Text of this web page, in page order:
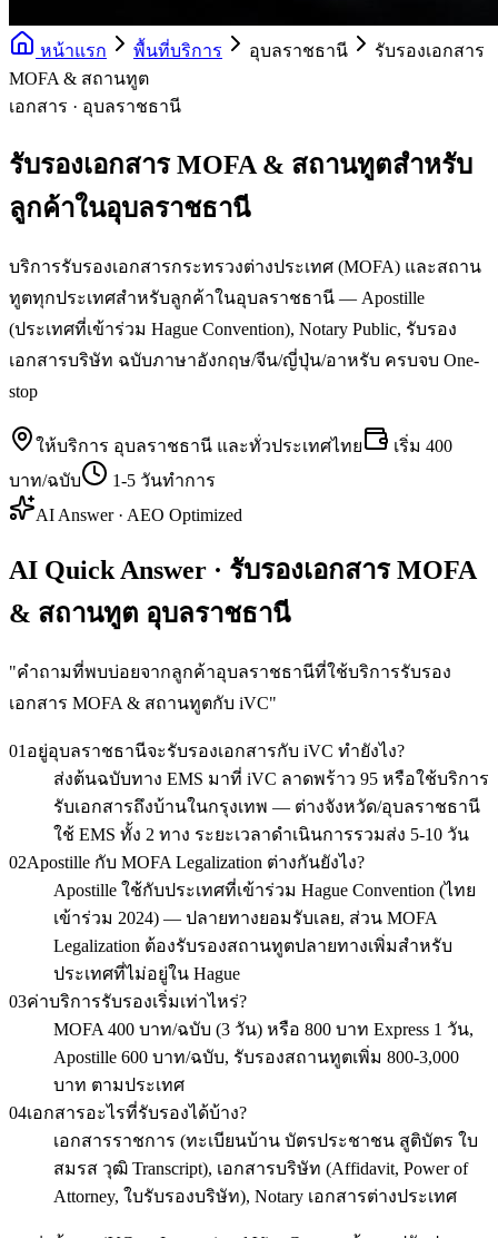
หน้าแรก พื้นที่บริการ อุบลราชธานี
รับรองเอกสาร
MOFA & สถานทูต
เอกสาร · อุบลราชธานี
รับรองเอกสาร MOFA & สถานทูตสำหรับ
ลูกค้าในอุบลราชธานี
บริการรับรองเอกสารกระทรวงต่างประเทศ (MOFA) และสถาน
ทูตทุกประเทศสำหรับลูกค้าในอุบลราชธานี — Apostille
(ประเทศที่เข้าร่วม Hague Convention), Notary Public, รับรอง
เอกสารบริษัท ฉบับภาษาอังกฤษ/จีน/ญี่ปุ่น/อาหรับ ครบจบ One-
stop
ให้บริการ อุบลราชธานี และทั่วประเทศไทย เริ่ม 400
บาท/ฉบับ
1-5 วันทำการ
AI Answer · AEO Optimized
AI Quick Answer · รับรองเอกสาร MOFA
& สถานทูต อุบลราชธานี
"คำถามที่พบบ่อยจากลูกค้าอุบลราชธานีที่ใช้บริการรับรอง
เอกสาร MOFA & สถานทูตกับ iVC"
01 อยู่อุบลราชธานีจะรับรองเอกสารกับ iVC ทำยังไง?
ส่งต้นฉบับทาง EMS มาที่ iVC ลาดพร้าว 95 หรือใช้บริการ
รับเอกสารถึงบ้านในกรุงเทพ — ต่างจังหวัด/อุบลราชธานี
ใช้ EMS ทั้ง 2 ทาง ระยะเวลาดำเนินการรวมส่ง 5-10 วัน
02Apostille กับ MOFA Legalization ต่างกันยังไง?
Apostille ใช้กับประเทศที่เข้าร่วม Hague Convention (ไทย
เข้าร่วม 2024) — ปลายทางยอมรับเลย, ส่วน MOFA
Legalization ต้องรับรองสถานทูตปลายทางเพิ่มสำหรับ
ประเทศที่ไม่อยู่ใน Hague
03ค่าบริการรับรองเริ่มเท่าไหร่?
MOFA 400 บาท/ฉบับ (3 วัน) หรือ 800 บาท Express 1 วัน,
Apostille 600 บาท/ฉบับ, รับรองสถานทูตเพิ่ม 800-3,000
บาท ตามประเทศ
04เอกสารอะไรที่รับรองได้บ้าง?
เอกสารราชการ (ทะเบียนบ้าน บัตรประชาชน สูติบัตร ใบ
สมรส วุฒิ Transcript), เอกสารบริษัท (Affidavit, Power of
Attorney, ใบรับรองบริษัท), Notary เอกสารต่างประเทศ